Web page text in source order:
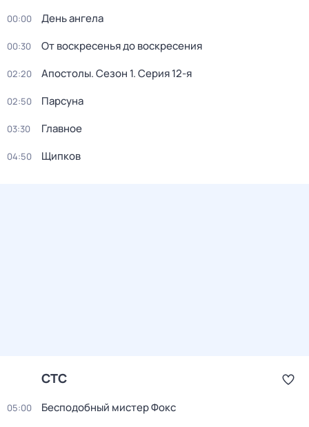
00:00 День ангела
00:30 От воскресенья до воскресения
02:20 Апостолы. Сезон 1. Серия 12-я
02:50 Парсуна
03:30 Главное
04:50 Щипков
СТС
05:00 Бесподобный мистер Фокс